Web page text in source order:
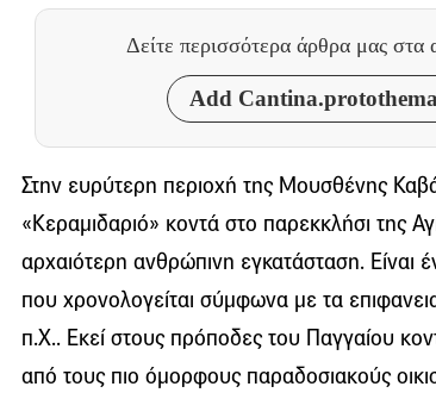
Δείτε περισσότερα άρθρα μας στα
Add
Στην ευρύτερη περιοχή της Μουσθένης
«Κεραμιδαριό» κοντά στο παρεκκλήσι της
αρχαιότερη ανθρώπινη εγκατάσταση. Είναι
που χρονολογείται σύμφωνα με τα
π.Χ.. Εκεί στους πρόποδες του Παγγαίου
από τους πιο όμορφους παραδοσιακούς